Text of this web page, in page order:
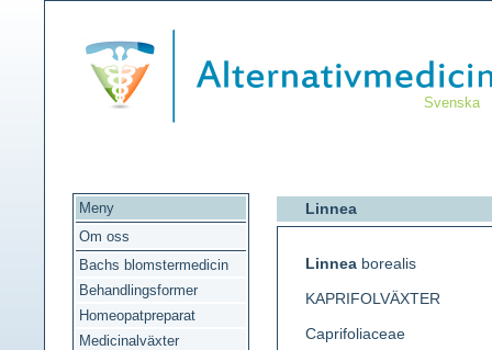
Svenska
Meny
Om oss
Bachs blomstermedicin
Behandlingsformer
Homeopatpreparat
Medicinalväxter
Linnea
Linnea borealis
KAPRIFOLVÄXTER
Caprifoliaceae